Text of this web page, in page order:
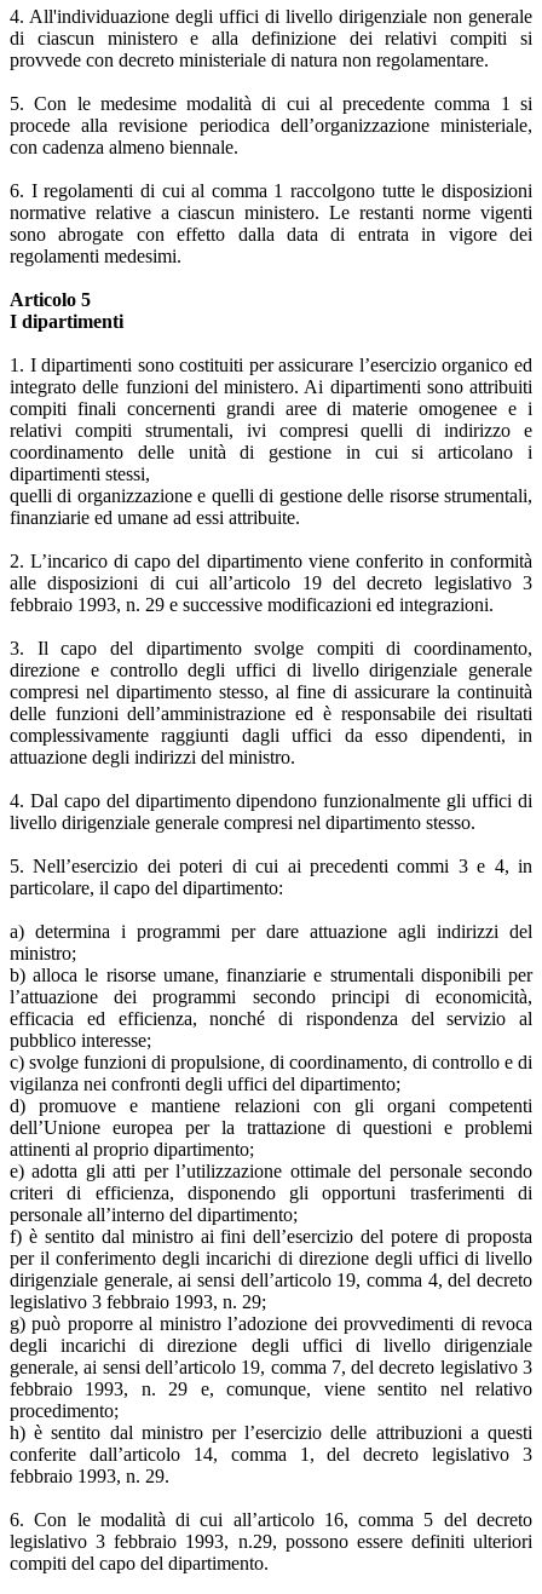
4. All'individuazione degli uffici di livello dirigenziale non generale
di ciascun ministero e alla definizione dei relativi compiti si
provvede con decreto ministeriale di natura non regolamentare.
5. Con le medesime modalità di cui al precedente comma 1 si
procede alla revisione periodica dell’organizzazione ministeriale,
con cadenza almeno biennale.
6. I regolamenti di cui al comma 1 raccolgono tutte le disposizioni
normative relative a ciascun ministero. Le restanti norme vigenti
sono abrogate con effetto dalla data di entrata in vigore dei
regolamenti medesimi.
Articolo 5
I dipartimenti
1. I dipartimenti sono costituiti per assicurare l’esercizio organico ed
integrato delle funzioni del ministero. Ai dipartimenti sono attribuiti
compiti finali concernenti grandi aree di materie omogenee e i
relativi compiti strumentali, ivi compresi quelli di indirizzo e
coordinamento delle unità di gestione in cui si articolano i
dipartimenti stessi,
quelli di organizzazione e quelli di gestione delle risorse strumentali,
finanziarie ed umane ad essi attribuite.
2. L’incarico di capo del dipartimento viene conferito in conformità
alle disposizioni di cui all’articolo 19 del decreto legislativo 3
febbraio 1993, n. 29 e successive modificazioni ed integrazioni.
3. Il capo del dipartimento svolge compiti di coordinamento,
direzione e controllo degli uffici di livello dirigenziale generale
compresi nel dipartimento stesso, al fine di assicurare la continuità
delle funzioni dell’amministrazione ed è responsabile dei risultati
complessivamente raggiunti dagli uffici da esso dipendenti, in
attuazione degli indirizzi del ministro.
4. Dal capo del dipartimento dipendono funzionalmente gli uffici di
livello dirigenziale generale compresi nel dipartimento stesso.
5. Nell’esercizio dei poteri di cui ai precedenti commi 3 e 4, in
particolare, il capo del dipartimento:
a) determina i programmi per dare attuazione agli indirizzi del
ministro;
b) alloca le risorse umane, finanziarie e strumentali disponibili per
l’attuazione dei programmi secondo principi di economicità,
efficacia ed efficienza, nonché di rispondenza del servizio al
pubblico interesse;
c) svolge funzioni di propulsione, di coordinamento, di controllo e di
vigilanza nei confronti degli uffici del dipartimento;
d) promuove e mantiene relazioni con gli organi competenti
dell’Unione europea per la trattazione di questioni e problemi
attinenti al proprio dipartimento;
e) adotta gli atti per l’utilizzazione ottimale del personale secondo
criteri di efficienza, disponendo gli opportuni trasferimenti di
personale all’interno del dipartimento;
f) è sentito dal ministro ai fini dell’esercizio del potere di proposta
per il conferimento degli incarichi di direzione degli uffici di livello
dirigenziale generale, ai sensi dell’articolo 19, comma 4, del decreto
legislativo 3 febbraio 1993, n. 29;
g) può proporre al ministro l’adozione dei provvedimenti di revoca
degli incarichi di direzione degli uffici di livello dirigenziale
generale, ai sensi dell’articolo 19, comma 7, del decreto legislativo 3
febbraio 1993, n. 29 e, comunque, viene sentito nel relativo
procedimento;
h) è sentito dal ministro per l’esercizio delle attribuzioni a questi
conferite dall’articolo 14, comma 1, del decreto legislativo 3
febbraio 1993, n. 29.
6. Con le modalità di cui all’articolo 16, comma 5 del decreto
legislativo 3 febbraio 1993, n.29, possono essere definiti ulteriori
compiti del capo del dipartimento.